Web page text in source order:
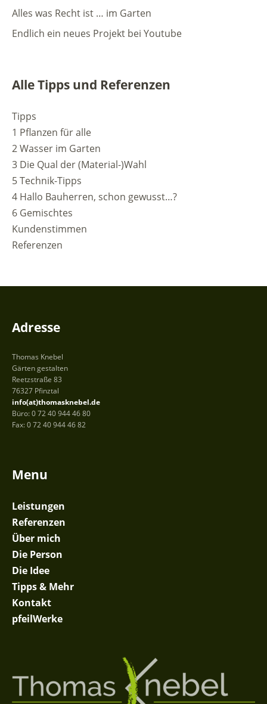
Alles was Recht ist … im Garten
Endlich ein neues Projekt bei Youtube
Alle Tipps und Referenzen
Tipps
1 Pflanzen für alle
2 Wasser im Garten
3 Die Qual der (Material-)Wahl
5 Technik-Tipps
4 Hallo Bauherren, schon gewusst…?
6 Gemischtes
Kundenstimmen
Referenzen
Adresse
Thomas Knebel
Gärten gestalten
Reetzstraße 83
76327 Pfinztal
info(at)thomasknebel.de
Büro: 0 72 40 944 46 80
Fax: 0 72 40 944 46 82
Menu
Leistungen
Referenzen
Über mich
Die Person
Die Idee
Tipps & Mehr
Kontakt
pfeilWerke